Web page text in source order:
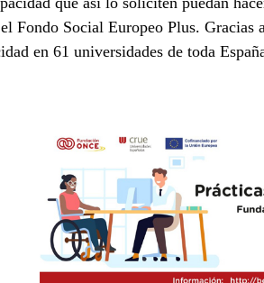
Fondo Social Europeo Plus. Gracias
en 61 universidades de toda